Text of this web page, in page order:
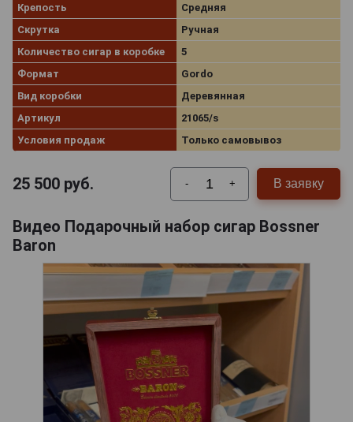
Крепость
Средняя
Скрутка
Ручная
Количество сигар в коробке
5
Формат
Gordo
Вид коробки
Деревянная
Артикул
21065/s
Условия продаж
Только самовывоз
25 500 руб. - + В заявку
Видео Подарочный набор сигар Bossner
Baron